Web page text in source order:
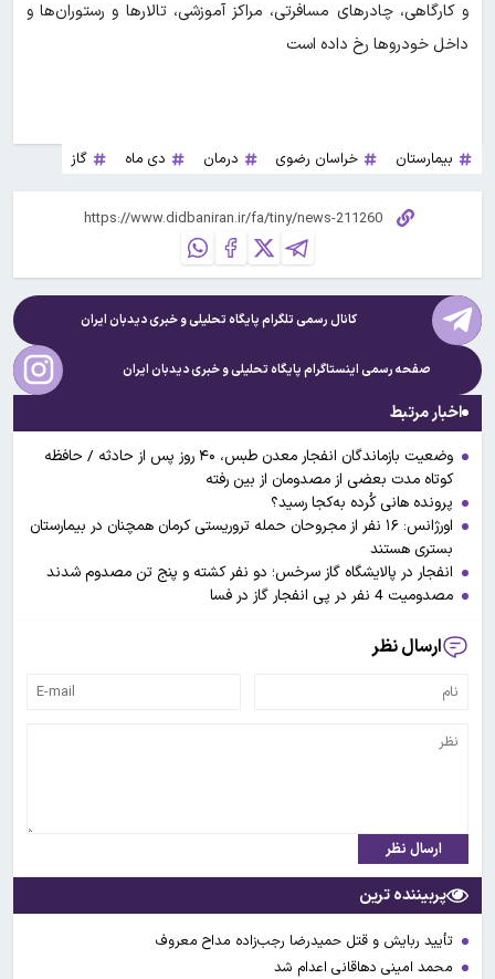
و کارگاهی، چادرهای مسافرتی، مراکز آموزشی، تالارها و رستوران‌ها و
داخل خودروها رخ داده است
بیمارستان خراسان رضوی درمان دی ماه گاز
کانال رسمی تلگرام پایگاه تحلیلی و خبریدیدبان ایران
صفحه رسمی اینستاگرام پایگاه تحلیلی و خبریدیدبان ایران
اخبار مرتبط
وضعیت بازماندگان انفجار معدن طبس، ۴۰ روز پس از حادثه / حافظه
کوتاه مدت بعضی از مصدومان از بین رفته
پرونده هانی کُرده به‌کجا رسید؟
اورژانس: ۱۶ نفر از مجروحان حمله تروریستی کرمان همچنان در بیمارستان
بستری هستند
انفجار در پالایشگاه گاز سرخس؛ دو نفر کشته و پنج تن مصدوم شدند
مصدومیت 4 نفر در پی انفجار گاز در فسا
ارسال نظر
ارسال نظر
پربیننده ترین
تأیید ربایش و قتل حمیدرضا رجب‌زاده مداح معروف
محمد امینی دهاقانی اعدام شد